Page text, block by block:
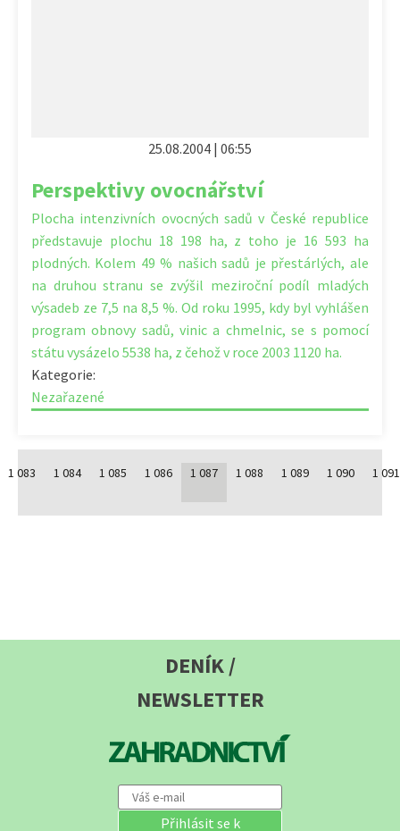
25.08.2004 | 06:55
Perspektivy ovocnářství
Plocha intenzivních ovocných sadů v České republice
představuje plochu 18 198 ha, z toho je 16 593 ha
plodných. Kolem 49 % našich sadů je přestárlých, ale
na druhou stranu se zvýšil meziroční podíl mladých
výsadeb ze 7,5 na 8,5 %. Od roku 1995, kdy byl vyhlášen
program obnovy sadů, vinic a chmelnic, se s pomocí
státu vysázelo 5538 ha, z čehož v roce 2003 1120 ha.
Kategorie:
Nezařazené
1 083 1 084 1 085 1 086 1 087 1 088 1 089 1 090 1 091
DENÍK /
NEWSLETTER
Přihlásit se k